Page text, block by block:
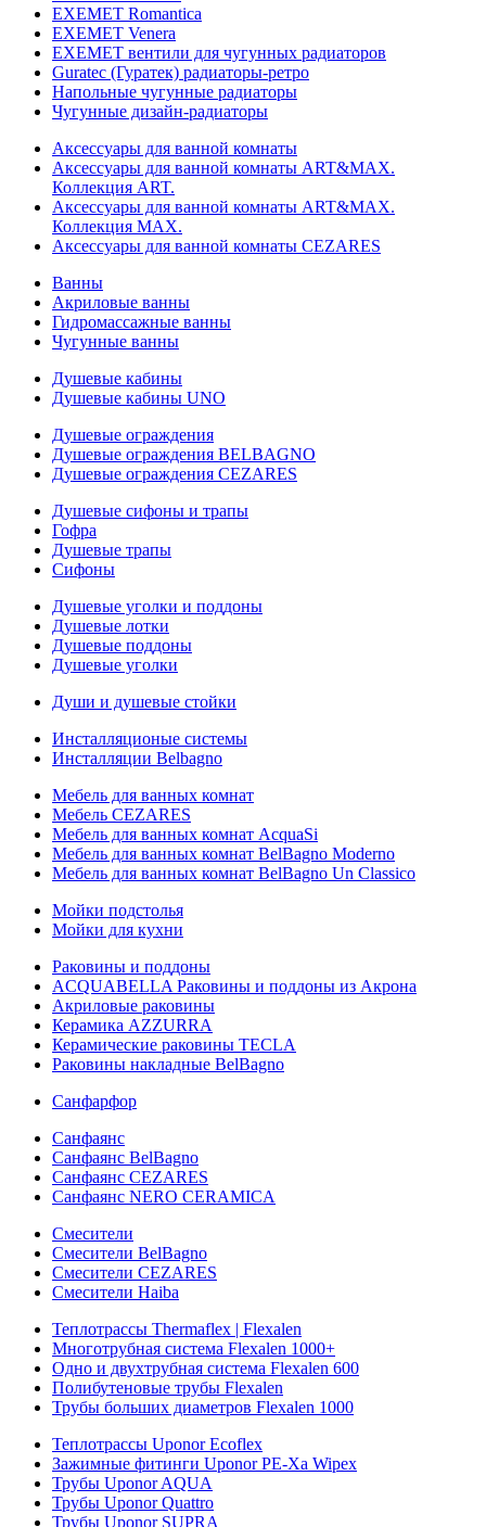
EXEMET Romantica
EXEMET Venera
EXEMET вентили для чугунных радиаторов
Guratec (Гуратек) радиаторы-ретро
Напольные чугунные радиаторы
Чугунные дизайн-радиаторы
Аксессуары для ванной комнаты
Аксессуары для ванной комнаты ART&MAX.
Коллекция ART.
Аксессуары для ванной комнаты ART&MAX.
Коллекция MAX.
Аксессуары для ванной комнаты CEZARES
Ванны
Акриловые ванны
Гидромассажные ванны
Чугунные ванны
Душевые кабины
Душевые кабины UNO
Душевые ограждения
Душевые ограждения BELBAGNO
Душевые ограждения CEZARES
Душевые сифоны и трапы
Гофра
Душевые трапы
Сифоны
Душевые уголки и поддоны
Душевые лотки
Душевые поддоны
Душевые уголки
Души и душевые стойки
Инсталляционые системы
Инсталляции Belbagno
Мебель для ванных комнат
Мебель CEZARES
Мебель для ванных комнат AcquaSi
Мебель для ванных комнат BelBagno Moderno
Мебель для ванных комнат BelBagno Un Classico
Мойки подстолья
Мойки для кухни
Раковины и поддоны
ACQUABELLA Раковины и поддоны из Акрона
Акриловые раковины
Керамика AZZURRA
Керамические раковины TECLA
Раковины накладные BelBagno
Санфарфор
Санфаянс
Санфаянс BelBagno
Санфаянс CEZARES
Санфаянс NERO CERAMICA
Смесители
Смесители BelBagno
Смесители CEZARES
Смесители Haiba
Теплотрассы Thermaflex | Flexalen
Многотрубная система Flexalen 1000+
Одно и двухтрубная система Flexalen 600
Полибутеновые трубы Flexalen
Трубы больших диаметров Flexalen 1000
Теплотрассы Uponor Ecoflex
Зажимные фитинги Uponor PE-Xa Wipex
Трубы Uponor AQUA
Трубы Uponor Quattro
Трубы Uponor SUPRA